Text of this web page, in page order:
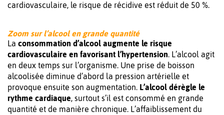
cardiovasculaire, le risque de récidive est réduit de 50 %.
Zoom sur l’alcool en grande quantité
La consommation d’alcool augmente le risque
cardiovasculaire en favorisant l’hypertension. L’alcool agit
en deux temps sur l’organisme. Une prise de boisson
alcoolisée diminue d’abord la pression artérielle et
provoque ensuite son augmentation. L’alcool dérègle le
rythme cardiaque, surtout s’il est consommé en grande
quantité et de manière chronique. L’affaiblissement du